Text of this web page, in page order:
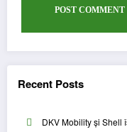
Recent Posts
DKV Mobility și Shell